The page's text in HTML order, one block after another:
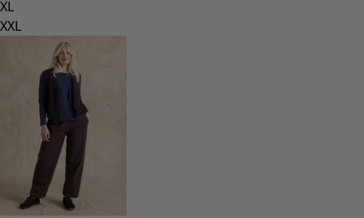
Shop de stijl
Klassiek en traditioneel interieur
Traditioneel interieur
Landelijk interieur
Speels interieur
Kleurrijk interieur